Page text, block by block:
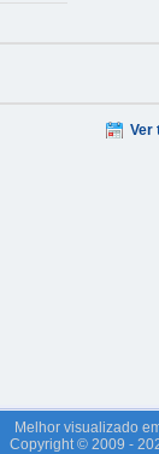
Ver
Melhor visualizado
Copyright © 2009 -